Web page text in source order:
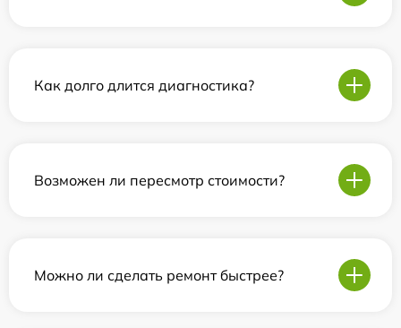
Как долго длится диагностика?
Возможен ли пересмотр стоимости?
Можно ли сделать ремонт быстрее?